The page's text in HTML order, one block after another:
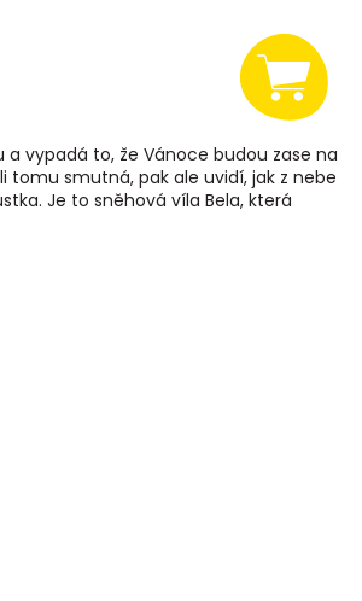
vypadá to, že Vánoce budou zase na
tomu smutná, pak ale uvidí, jak z nebe
Je to sněhová víla Bela, která